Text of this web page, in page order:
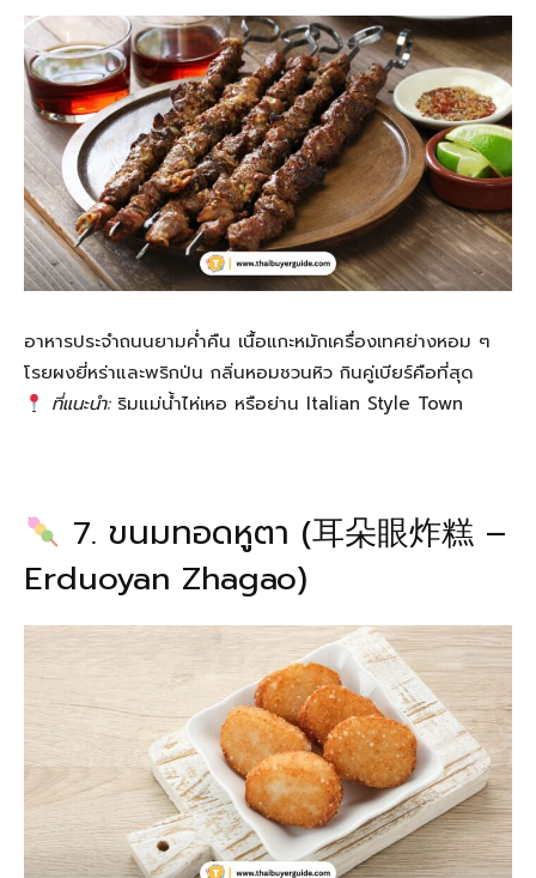
อาหารประจำถนนยามค่ำคืน เนื้อแกะหมักเครื่องเทศย่างหอม ๆ
โรยผงยี่หร่าและพริกป่น กลิ่นหอมชวนหิว กินคู่เบียร์คือที่สุด
ที่แนะนำ:ริมแม่น้ำไห่เหอ หรือย่าน Italian Style Town
7. ขนมทอดหูตา (耳朵眼炸糕 –
Erduoyan Zhagao)